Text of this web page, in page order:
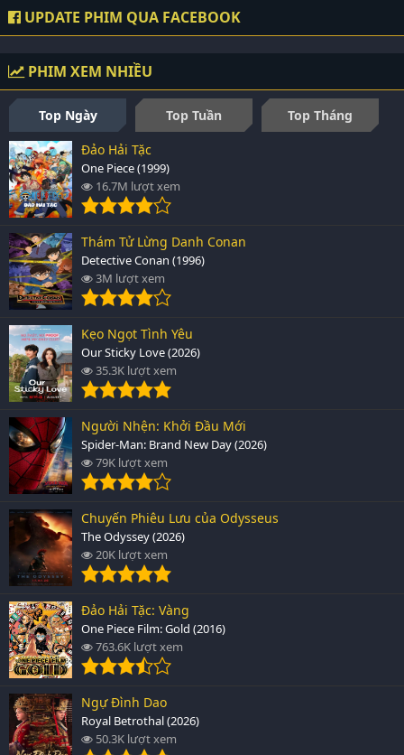
UPDATE PHIM QUA FACEBOOK
PHIM XEM NHIỀU
Top Ngày Top Tuần
Top Tháng
Đảo Hải Tặc
One Piece (1999)
16.7M lượt xem
Thám Tử Lừng Danh Conan
Detective Conan (1996)
3M lượt xem
Kẹo Ngọt Tình Yêu
Our Sticky Love (2026)
35.3K lượt xem
Người Nhện: Khởi Đầu Mới
Spider-Man: Brand New Day (2026)
79K lượt xem
Chuyến Phiêu Lưu của Odysseus
The Odyssey (2026)
20K lượt xem
Đảo Hải Tặc: Vàng
One Piece Film: Gold (2016)
763.6K lượt xem
Ngự Đình Dao
Royal Betrothal (2026)
50.3K lượt xem